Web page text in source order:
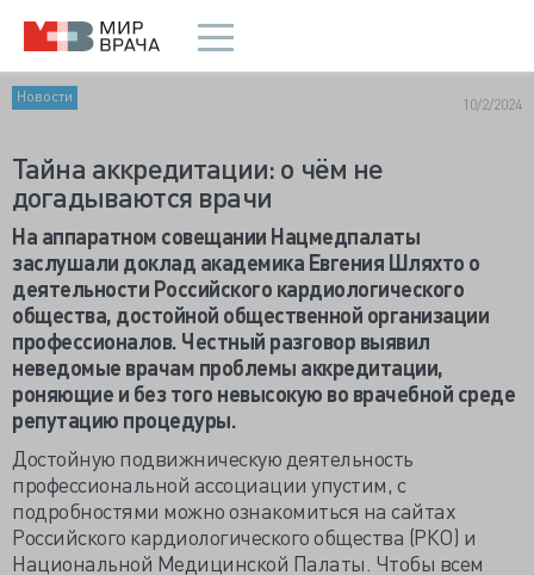
Новости 10/2/2024
Тайна аккредитации: о чём не
догадываются врачи
На аппаратном совещании Нацмедпалаты
заслушали доклад академика Евгения Шляхто о
деятельности Российского кардиологического
общества, достойной общественной организации
профессионалов. Честный разговор выявил
неведомые врачам проблемы аккредитации,
роняющие и без того невысокую во врачебной среде
репутацию процедуры.
Достойную подвижническую деятельность
профессиональной ассоциации упустим, с
подробностями можно ознакомиться на сайтах
Российского кардиологического общества (РКО) и
Национальной Медицинской Палаты. Чтобы всем